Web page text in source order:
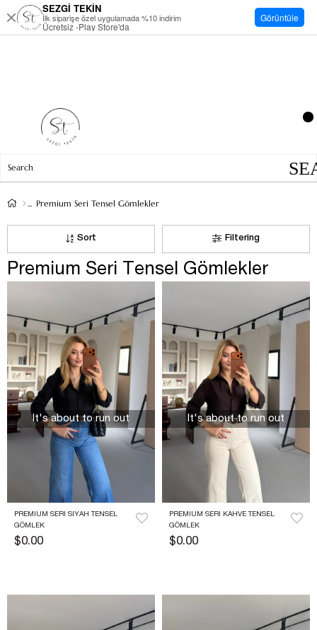
Premium Seri Tensel Gömlekler
Filtering
Sort
Premium Seri Tensel Gömlekler
PREMIUM SERI SIYAH TENSEL
GÖMLEK
$0.00
It's about to run out
PREMIUM SERI KAHVE TENSEL
GÖMLEK
$0.00
It's about to run out
SEZGİ TEKİN
İlk siparişe özel uygulamada %10 indirim
Ücretsiz -Play Store'da
Görüntüle